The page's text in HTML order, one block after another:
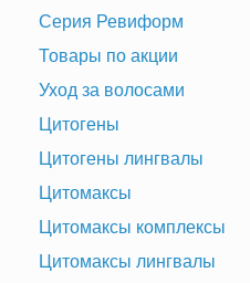
Серия Ревиформ
Товары по акции
Уход за волосами
Цитогены
Цитогены лингвалы
Цитомаксы
Цитомаксы комплексы
Цитомаксы лингвалы